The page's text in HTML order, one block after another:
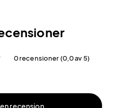
0 recensioner (0,0 av 5)
recension